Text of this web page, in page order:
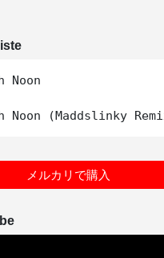
Noon
メルカリで購入